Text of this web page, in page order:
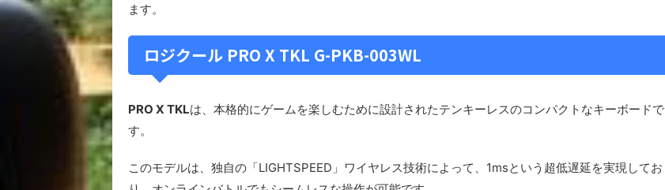
ます。
ロジクール PRO X TKL G-PKB-003WL
PRO X TKLは、本格的にゲームを楽しむために設計されたテンキーレスのコンパクトなキーボードで
す。
このモデルは、独自の「LIGHTSPEED」ワイヤレス技術によって、1msという超低遅延を実現してお